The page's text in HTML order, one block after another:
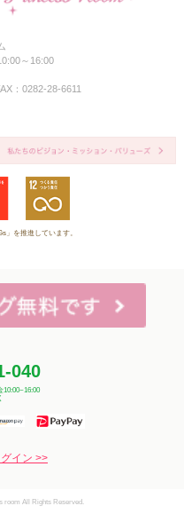
～16:00
：0282-28-6611
」を推進しています。
040
イン >>
room All Rights Reserved.